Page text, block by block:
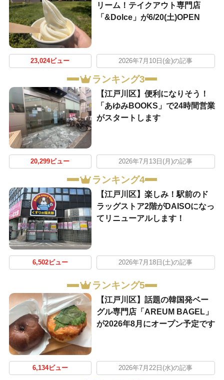
リーム！テイクアウト専門店
「&Dolce」が6/20(土)OPEN
23,024ビュー 2026年7月10日(金)の記事
ランキング3
【江戸川区】便利になりそう！
「あゆみBOOKS」で24時間営業
がスタートします
20,299ビュー 2026年7月13日(月)の記事
ランキング4
【江戸川区】楽しみ！駅前のド
ラッグストア2階がDAISOになっ
てリニューアルします！
6,502ビュー 2026年7月18日(土)の記事
ランキング5
【江戸川区】話題の韓国発ベー
グル専門店「AREUM BAGEL」
が2026年8月にオープン予定です
6,134ビュー 2026年7月22日(水)の記事